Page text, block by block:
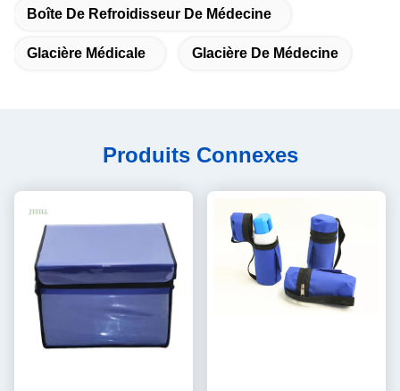
Boîte De Refroidisseur De Médecine
Glacière Médicale Glacière De Médecine
Produits Connexes